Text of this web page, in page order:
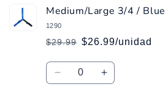
Medium/Large
3/4
Red
Medium/Large
/
Red
Medium/Large 3/4 / Blue
1290
Precio
habitual
$29.99
Precio
de
oferta
$26.99/unidad
Cantidad
Reducir
Aumentar